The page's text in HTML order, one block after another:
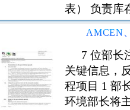
表） 负责库
7 位部长
关键信息，
程项目 1 部
环境部长将